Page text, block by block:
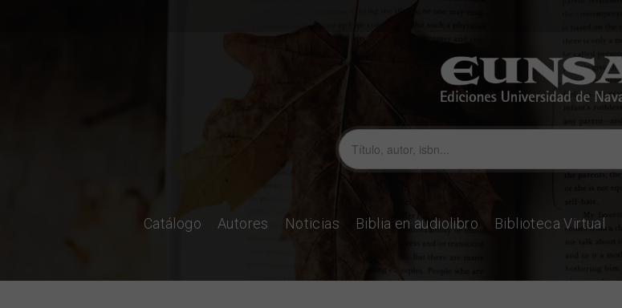
Catálogo Autores Noticias Biblia en audiolibro Biblioteca Virtual